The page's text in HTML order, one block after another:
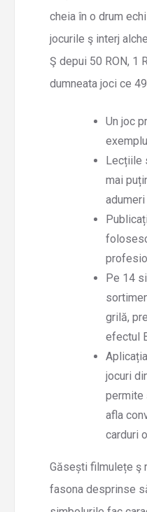
cheia în o drum
jocurile ş interj
Ş depui 50 RON, 1
dumneata joci ce
Un joc
Lecțiile
mai
Pe 14
grilă,
efectul
jocuri
permite
afla
carduri
Găsești filmulețe ş
fasona desprinse